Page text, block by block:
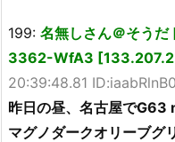
199: 名無しさん＠そうだ
3362-WfA3
20:39:48.81 ID:iaabRlnB0
昨日の昼、名古屋でG63
マグノダークオリーブグ